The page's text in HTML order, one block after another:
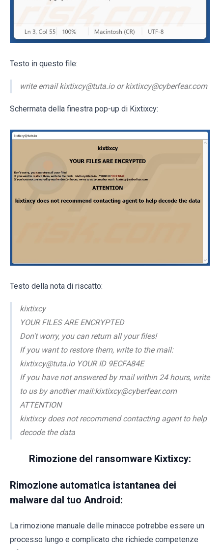
Testo in questo file:
write email kixtixcy@tuta.io or kixtixcy@cyberfear.com
Schermata della finestra pop-up di Kixtixcy:
Testo della nota di riscatto:
kixtixcy
YOUR FILES ARE ENCRYPTED
Don't worry, you can return all your files!
If you want to restore them, write to the mail:
kixtixcy@tuta.io YOUR ID 9ECFA84E
If you have not answered by mail within 24 hours, write
to us by another mail:kixtixcy@cyberfear.com
ATTENTION
kixtixcy does not recommend contacting agent to help
decode the data
Rimozione del ransomware Kixtixcy:
Rimozione automatica istantanea dei
malware dal tuo Android:
La rimozione manuale delle minacce potrebbe essere un
processo lungo e complicato che richiede competenze